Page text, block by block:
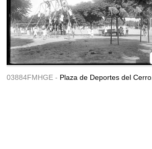
03884FMHGE - Plaza de Deportes del Cerro.